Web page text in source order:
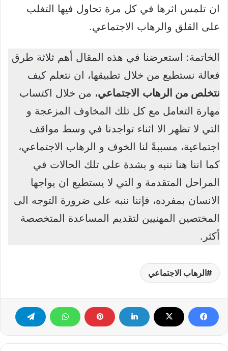
ان تلمس اثرها في كل مرة تحاول فيها التغلب
على القلق والرهاب الاجتماعي.
الخاتمة: استعرضنا في هذه المقال أهم ثلاثة طرق
فعالة نستطيع من خلال تطبيقها، ان نتعلم كيف
نتخلص من الرهاب الاجتماعي، من خلال اكتساب
مهارة التعامل مع كل تلك المخاوف المزعجة و
التي لا تظهر الا اثناء تواجدنا في وسط مواقف
اجتماعية، مسببةً لنا الخوف و الرهاب الاجتماعي،
كما اننا هنا ننبه و بشدة على تلك الحالات في
المراحل المتقدمة و التي لا يستطيع ان يواجها
الانسان بمفرده، فإننا ننبه على ضرورة التوجه الى
المختصين المهنيين لتقديم المساعدة المتخصصة
أكثر.
الرهاب الاجتماعي